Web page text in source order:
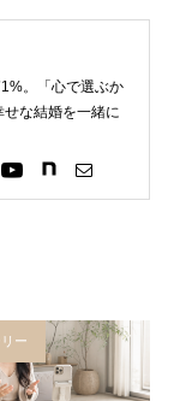
。「心で選ぶか
な結婚を一緒に
ー